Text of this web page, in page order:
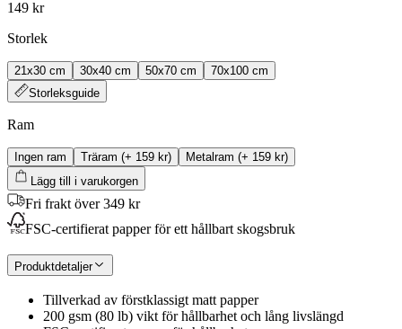
149 kr
Storlek
21x30 cm 30x40 cm 50x70 cm
70x100 cm
Storleksguide
Ram
Ingen ram Träram (+ 159 kr) Metalram (+ 159 kr)
Lägg till i varukorgen
Fri frakt över 349 kr
FSC-certifierat papper för ett hållbart skogsbruk
Produktdetaljer
Tillverkad av förstklassigt matt papper
200 gsm (80 lb) vikt för hållbarhet och lång livslängd